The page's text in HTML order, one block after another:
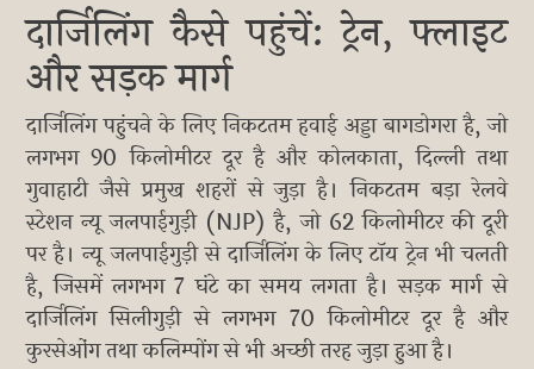
दार्जिलिंग कैसे पहुंचें: ट्रेन, फ्लाइट
और सड़क मार्ग
दार्जिलिंग पहुंचने के लिए निकटतम हवाई अड्डा बागडोगरा है, जो
लगभग 90 किलोमीटर दूर है और कोलकाता, दिल्ली तथा
गुवाहाटी जैसे प्रमुख शहरों से जुड़ा है। निकटतम बड़ा रेलवे
स्टेशन न्यू जलपाईगुड़ी (NJP) है, जो 62 किलोमीटर की दूरी
पर है। न्यू जलपाईगुड़ी से दार्जिलिंग के लिए टॉय ट्रेन भी चलती
है, जिसमें लगभग 7 घंटे का समय लगता है। सड़क मार्ग से
दार्जिलिंग सिलीगुड़ी से लगभग 70 किलोमीटर दूर है और
कुरसेओंग तथा कलिम्पोंग से भी अच्छी तरह जुड़ा हुआ है।